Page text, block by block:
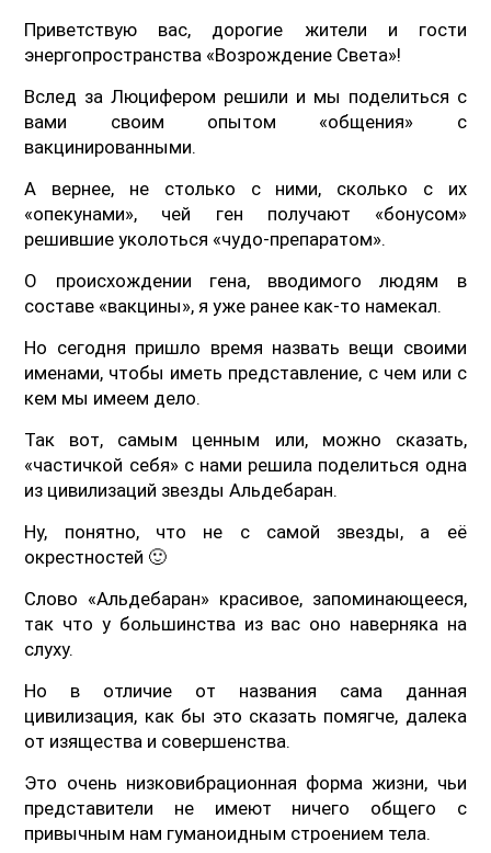
Приветствую вас, дорогие жители и гости
энергопространства «Возрождение Света»!
Вслед за Люцифером решили и мы поделиться с
вами своим опытом «общения» с
вакцинированными.
А вернее, не столько с ними, сколько с их
«опекунами», чей ген получают «бонусом»
решившие уколоться «чудо-препаратом».
О происхождении гена, вводимого людям в
составе «вакцины», я уже ранее как-то намекал.
Но сегодня пришло время назвать вещи своими
именами, чтобы иметь представление, с чем или с
кем мы имеем дело.
Так вот, самым ценным или, можно сказать,
«частичкой себя» с нами решила поделиться одна
из цивилизаций звезды Альдебаран.
Ну, понятно, что не с самой звезды, а её
окрестностей 🙂
Слово «Альдебаран» красивое, запоминающееся,
так что у большинства из вас оно наверняка на
слуху.
Но в отличие от названия сама данная
цивилизация, как бы это сказать помягче, далека
от изящества и совершенства.
Это очень низковибрационная форма жизни, чьи
представители не имеют ничего общего с
привычным нам гуманоидным строением тела.